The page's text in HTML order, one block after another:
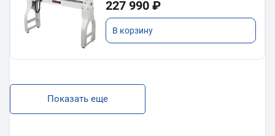
227 990 ₽
В корзину
Показать еще